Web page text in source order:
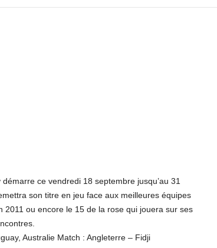
ce vendredi 18 septembre jusqu’au 31
son titre en jeu face aux meilleures équipes
2011 ou encore le 15 de la rose qui jouera sur ses
Australie Match : Angleterre – Fidji